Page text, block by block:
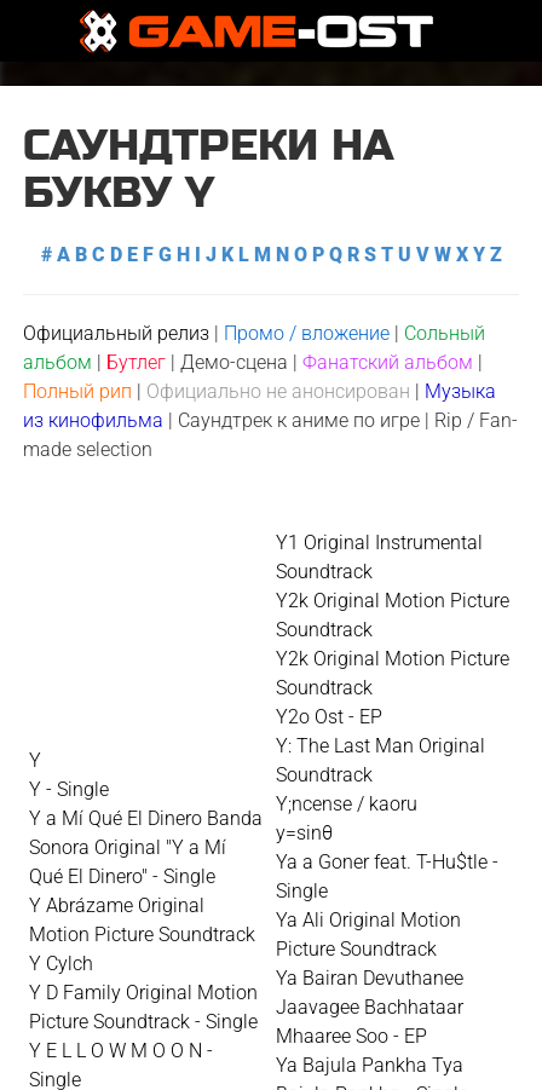
САУНДТРЕКИ НА
БУКВУ Y
# A B C D E F G H I J K L M N O P Q R S T U V W X Y Z
Официальный релиз | Промо / вложение | Сольный
альбом | Бутлег |Демо-сцена |Фанатский альбом |
Полный рип | Официально не анонсирован | Музыка
из кинофильма | Саундтрек к аниме по игре | Rip / Fan-
made selection
Y
Y - Single
Y a Mí Qué El Dinero Banda
Sonora Original "Y a Mí
Qué El Dinero" - Single
Y Abrázame Original
Motion Picture Soundtrack
Y Cylch
Y D Family Original Motion
Picture Soundtrack - Single
Y E L L O W M O O N -
Single
Y1 Original Instrumental
Soundtrack
Y2k Original Motion Picture
Soundtrack
Y2k Original Motion Picture
Soundtrack
Y2o Ost - EP
Y: The Last Man Original
Soundtrack
Y;ncense / kaoru
y=sinθ
Ya a Goner feat. T-Hu$tle -
Single
Ya Ali Original Motion
Picture Soundtrack
Ya Bairan Devuthanee
Jaavagee Bachhataar
Mhaaree Soo - EP
Ya Bajula Pankha Tya